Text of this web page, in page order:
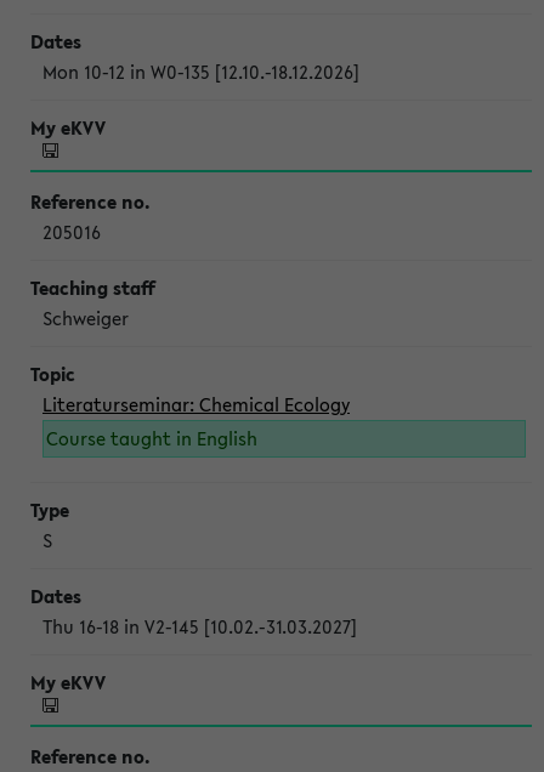
Mon 10-12 in W0-135 [12.10.-18.12.2026]
205016
Schweiger
Literaturseminar: Chemical Ecology
Course taught in English
S
Thu 16-18 in V2-145 [10.02.-31.03.2027]